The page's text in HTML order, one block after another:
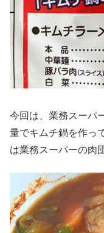
今回は、業務スーパ
量でキムチ鍋を作っ
は業務スーパーの肉